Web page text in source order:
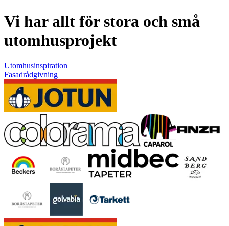
Vi har allt för stora och små
utomhusprojekt
Utomhusinspiration
Fasadrådgivning